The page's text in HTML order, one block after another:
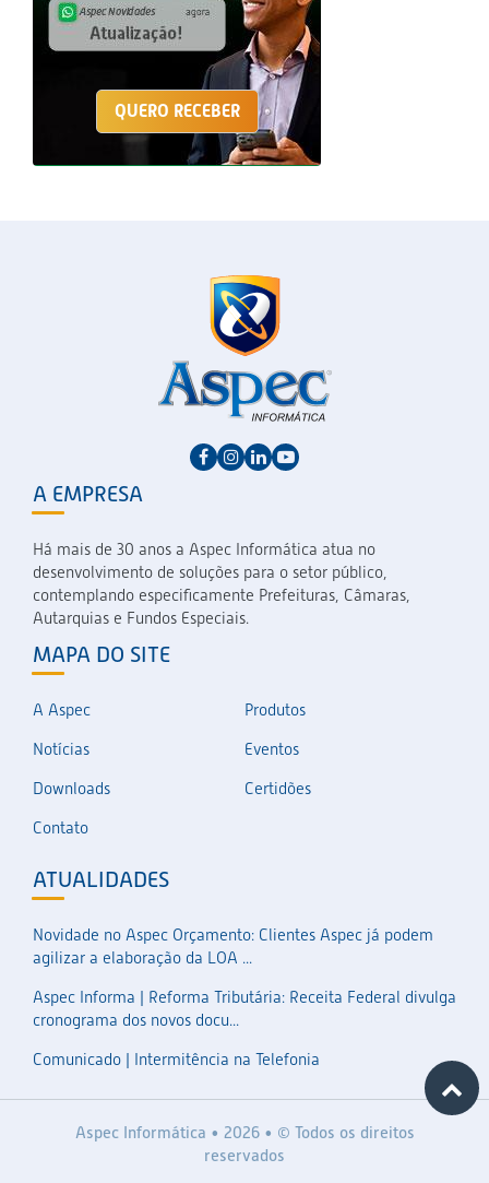
QUERO RECEBER
A EMPRESA
Há mais de 30 anos a Aspec Informática atua no
desenvolvimento de soluções para o setor público,
contemplando especificamente Prefeituras, Câmaras,
Autarquias e Fundos Especiais.
MAPA DO SITE
A Aspec
Produtos
Notícias
Eventos
Downloads
Certidões
Contato
ATUALIDADES
Novidade no Aspec Orçamento: Clientes Aspec já podem
agilizar a elaboração da LOA ...
Aspec Informa | Reforma Tributária: Receita Federal divulga
cronograma dos novos docu...
Comunicado | Intermitência na Telefonia
Aspec Informática • 2026 • © Todos os direitos
reservados